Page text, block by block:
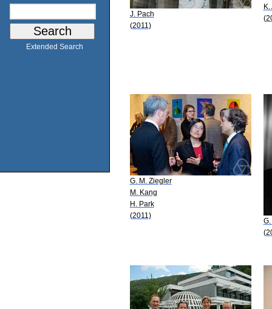
Extended Search
J. Pach
(2011)
G. M. Ziegler
M. Kang
H. Park
(2011)